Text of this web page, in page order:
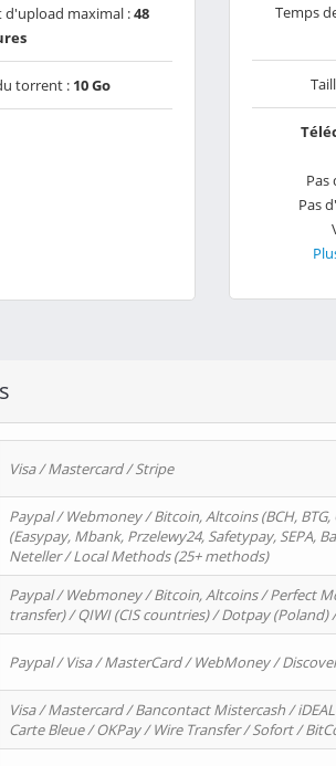
d'upload maximal :48
torrent : 10 Go
Temps
Pas
Visa / Mastercard / Stripe
Paypal / Webmoney / Bitcoin, Altcoins (BCH, BTG,
(Easypay, Mbank, Przelewy24, Safetypay, SEPA,
Neteller / Local Methods (25+ methods)
Paypal / Webmoney / Bitcoin, Altcoins / Perfect
transfer) / QIWI (CIS countries) / Dotpay
Paypal / Visa / MasterCard / WebMoney /
Visa / Mastercard / Bancontact Mistercash /
Carte Bleue / OKPay / Wire Transfer / Sofort /